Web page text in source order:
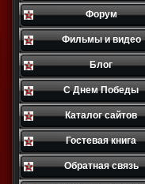
Форум
Фильмы и видео
Блог
С Днем Победы
Каталог сайтов
Гостевая книга
Обратная связь